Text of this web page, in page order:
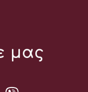
μας